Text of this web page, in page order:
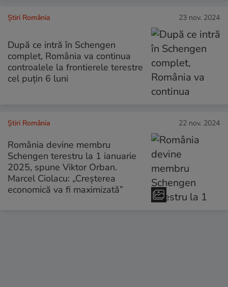
Știri România 23 nov. 2024
După ce intră în Schengen
complet, România va continua
controalele la frontierele terestre
cel puțin 6 luni
Știri România 22 nov. 2024
România devine membru
Schengen terestru la 1 ianuarie
2025, spune Viktor Orban.
Marcel Ciolacu: „Creșterea
economică va fi maximizată”